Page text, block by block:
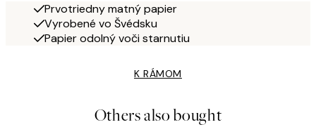
Prvotriedny matný papier
Vyrobené vo Švédsku
Papier odolný voči starnutiu
K RÁMOM
Others also bought